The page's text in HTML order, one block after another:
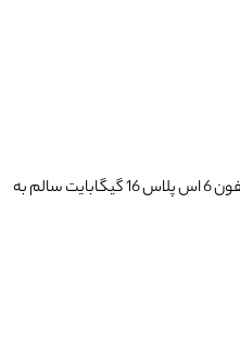
برد اصلی سالم گوشی موبایل آیفون 6 اس پلاس 16 گیگابایت سالم به